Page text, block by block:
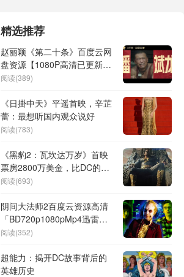
精选推荐
赵丽颖《第二十条》百度云网
盘资源【1080P高清已更新】
免费在线观看地址
阅读(389)
《日掛中天》平遥首映，辛芷
蕾：最想听国内观众说好
阅读(783)
《黑豹2：瓦坎达万岁》首映
票房2800万美金，比DC的
《黑亚当》高出3倍多？
阅读(693)
阴间大法师2百度云资源高清
「BD720p1080pMp4迅雷下
载」网盘
阅读(352)
超能力：揭开DC故事背后的
英雄历史